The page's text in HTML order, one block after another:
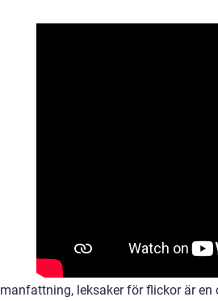
leksaker för flickor är